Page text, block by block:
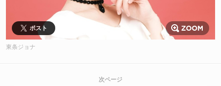
ポスト
東条ジョナ
次ページ